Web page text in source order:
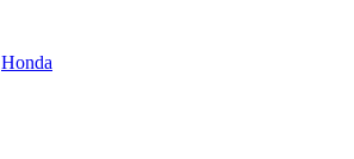
Honda